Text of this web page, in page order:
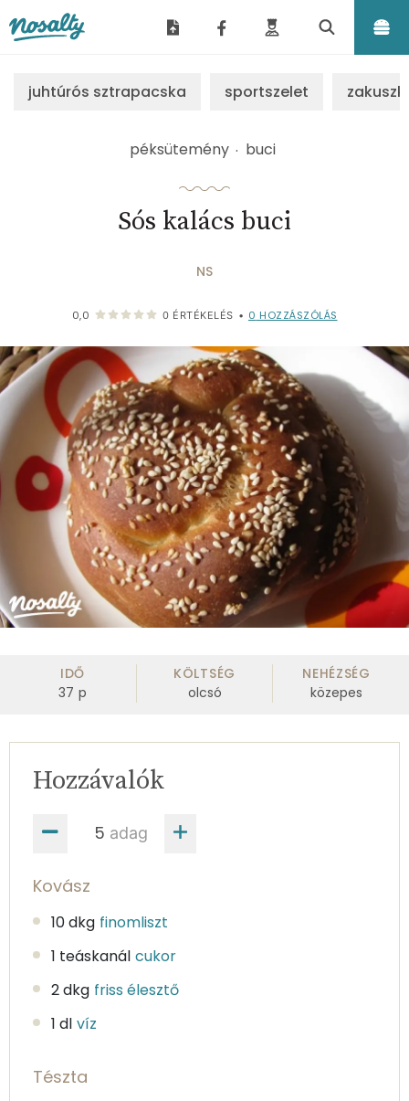
juhtúrós sztrapacska sportszelet
péksütemény buci
Sós kalács buci
NS
0,0 0 ÉRTÉKELÉS • 0 HOZZÁSZÓLÁS
IDŐ
37 p
KÖLTSÉG
olcsó
NEHÉZSÉG
közepes
adag
Hozzávalók
Kovász
10 dkg finomliszt
1 teáskanál cukor
2 dkg friss élesztő
1 dl víz
Tészta